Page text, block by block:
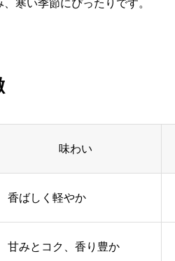
寒い季節にぴったりです。
味わい
香ばしく軽やか
甘みとコク、香り豊か